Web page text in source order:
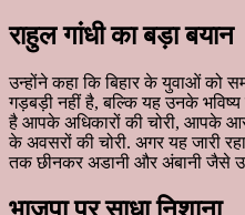
राहुल गांधी का बड़ा बयान
उन्होंने कहा कि बिहार के युवाओं को
गड़बड़ी नहीं है, बल्कि यह उनके
है आपके अधिकारों की चोरी, आपके
के अवसरों की चोरी. अगर यह जारी
तक छीनकर अडानी और अंबानी जैसे